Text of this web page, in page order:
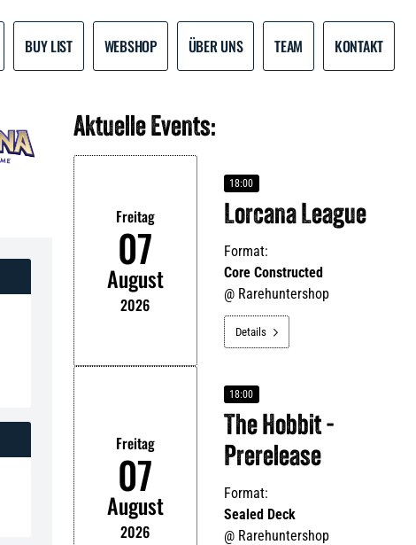
BUY LIST WEBSHOP ÜBER UNS TEAM KONTAKT
Aktuelle Events:
Freitag
07
August
2026
18:00
Lorcana League
Format:
Core Constructed
@ Rarehuntershop
Details 
Freitag
07
August
2026
18:00
The Hobbit -
Prerelease
Format:
Sealed Deck
@ Rarehuntershop